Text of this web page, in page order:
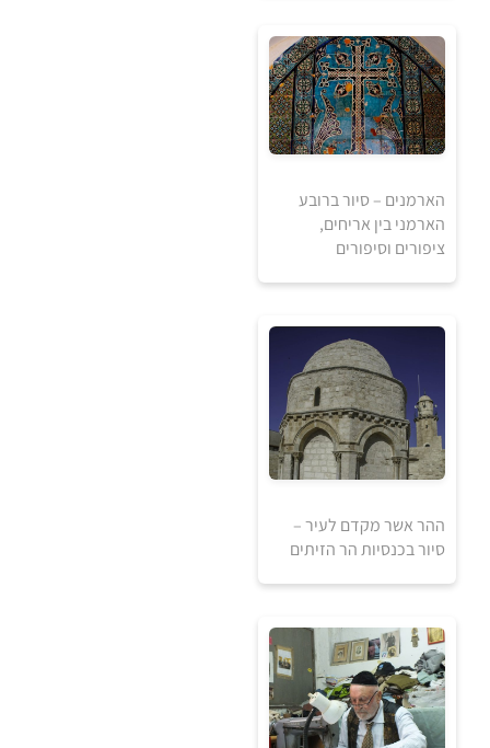
אזל מהמלאי
ביקור בבית הקברות
במוזיאון הארמני
המחודש שאליו הועבר
סיום בכנסיית סנט ג'יימס
בזמן התפילה היומית.
80
למידע ולרכישה
הארמנים – סיור ברובע
הארמני בין אריחים,
ציפורים וסיפורים
120
למידע ולרכישה
ההר אשר מקדם לעיר –
סיור בכנסיות הר הזיתים